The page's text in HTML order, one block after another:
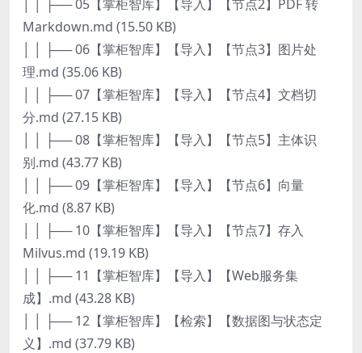
│ │ ├── 05【掌柜智库】【导入】【节点2】PDF 转
Markdown.md (15.50 KB)
│ │ ├── 06【掌柜智库】【导入】【节点3】图片处
理.md (35.06 KB)
│ │ ├── 07【掌柜智库】【导入】【节点4】文档切
分.md (27.15 KB)
│ │ ├── 08【掌柜智库】【导入】【节点5】主体识
别.md (43.77 KB)
│ │ ├── 09【掌柜智库】【导入】【节点6】向量
化.md (8.87 KB)
│ │ ├── 10【掌柜智库】【导入】【节点7】存入
Milvus.md (19.19 KB)
│ │ ├── 11【掌柜智库】【导入】【Web服务集
成】.md (43.28 KB)
│ │ ├── 12【掌柜智库】【检索】【数据图与状态定
义】.md (37.79 KB)